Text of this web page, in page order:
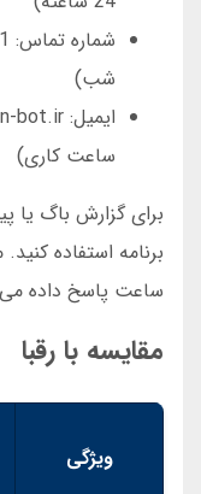
شب)
ساعت کاری)
برای گزارش باگ یا
ساعت پاسخ داده
مقایسه با رقبا
ویژگی